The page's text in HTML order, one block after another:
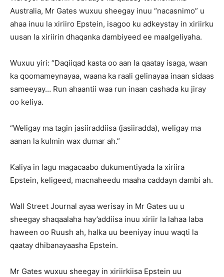
Australia, Mr Gates wuxuu sheegay inuu “nacasnimo” u
ahaa inuu la xiriiro Epstein, isagoo ku adkeystay in xiriirku
uusan la xiriirin dhaqanka dambiyeed ee maalgeliyaha.
Wuxuu yiri: “Daqiiqad kasta oo aan la qaatay isaga, waan
ka qoomameynayaa, waana ka raali gelinayaa inaan sidaas
sameeyay… Run ahaantii waa run inaan cashada ku jiray
oo keliya.
“Weligay ma tagin jasiiraddiisa (jasiiradda), weligay ma
aanan la kulmin wax dumar ah.”
Kaliya in lagu magacaabo dukumentiyada la xiriira
Epstein, keligeed, macnaheedu maaha caddayn dambi ah.
Wall Street Journal ayaa werisay in Mr Gates uu u
sheegay shaqaalaha hay’addiisa inuu xiriir la lahaa laba
haween oo Ruush ah, halka uu beeniyay inuu waqti la
qaatay dhibanayaasha Epstein.
Mr Gates wuxuu sheegay in xiriirkiisa Epstein uu